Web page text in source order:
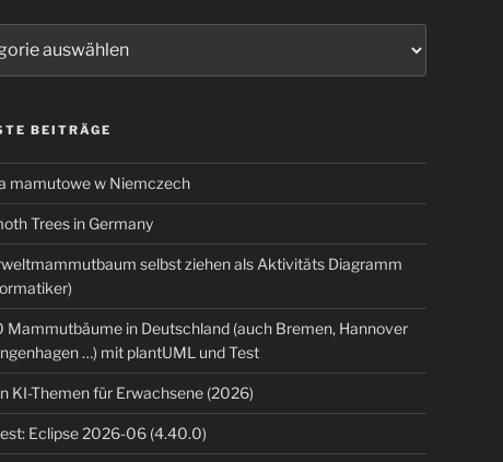
BEITRÄGE
mamutowe w Niemczech
Trees in Germany
selbst ziehen als Aktivitäts Diagramm
in Deutschland (auch Bremen, Hannover
…) mit plantUML und Test
KI-Themen für Erwachsene (2026)
Eclipse 2026-06 (4.40.0)